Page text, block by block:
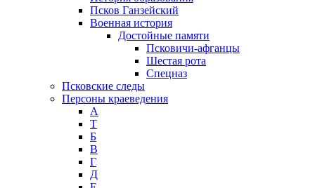
Псков Ганзейский
Военная история
Достойные памяти
Псковичи-афганцы
Шестая рота
Спецназ
Псковские следы
Персоны краеведения
А
T
Б
В
Г
Д